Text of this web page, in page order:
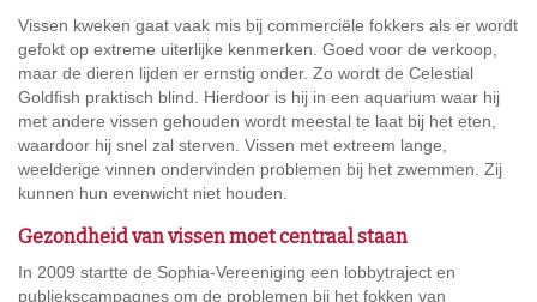
Vissen kweken gaat vaak mis bij commerciële fokkers als er wordt
gefokt op extreme uiterlijke kenmerken. Goed voor de verkoop,
maar de dieren lijden er ernstig onder. Zo wordt de Celestial
Goldfish praktisch blind. Hierdoor is hij in een aquarium waar hij
met andere vissen gehouden wordt meestal te laat bij het eten,
waardoor hij snel zal sterven. Vissen met extreem lange,
weelderige vinnen ondervinden problemen bij het zwemmen. Zij
kunnen hun evenwicht niet houden.
Gezondheid van vissen moet centraal staan
In 2009 startte de Sophia-Vereeniging een lobbytraject en
publiekscampagnes om de problemen bij het fokken van